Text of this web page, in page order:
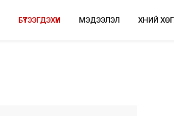
БҮТЭЭГДЭХҮҮН МЭДЭЭЛЭЛ ХҮНИЙ